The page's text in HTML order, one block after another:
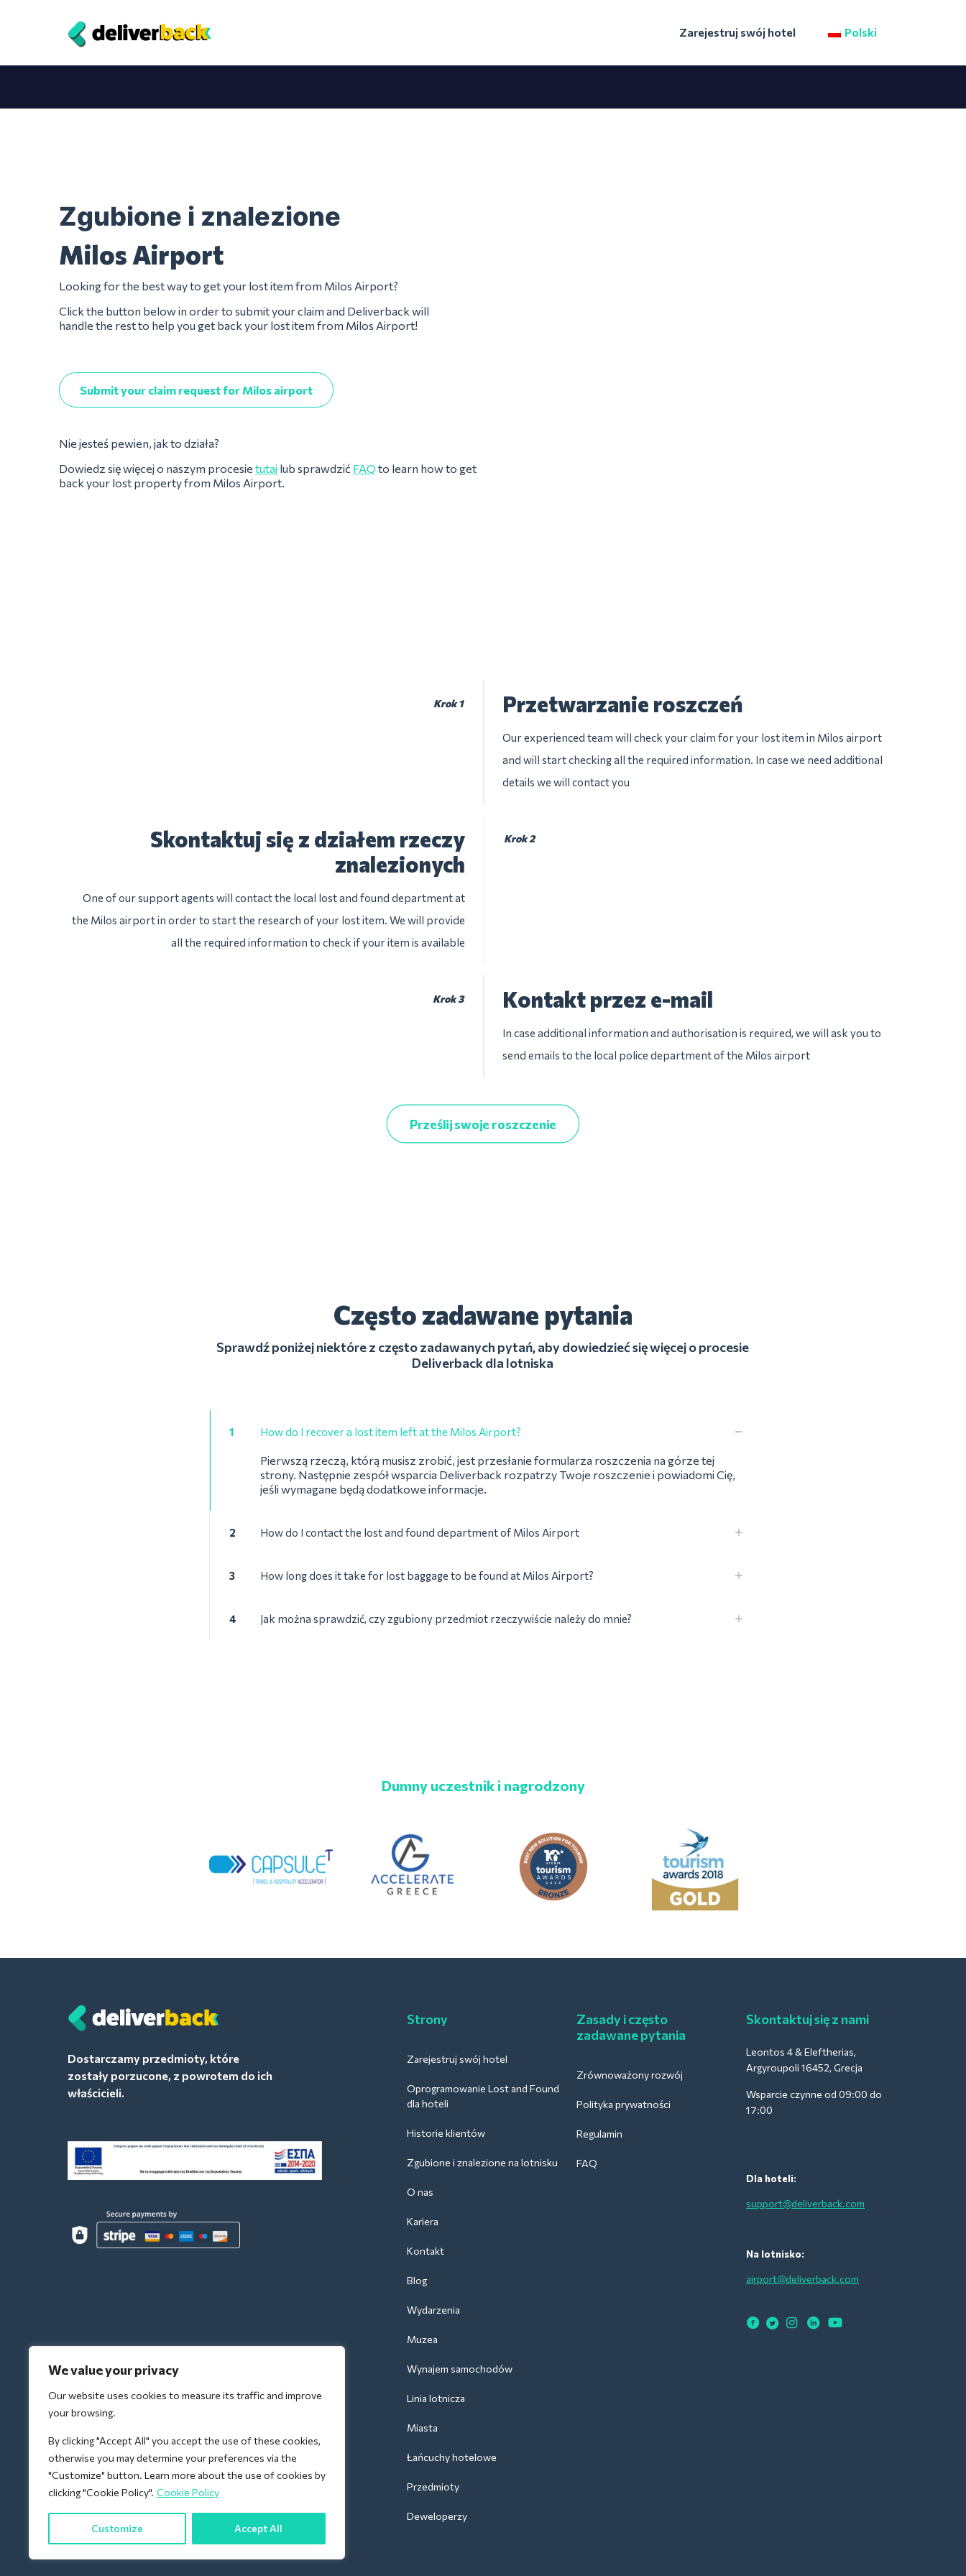
We value your privacy
Our website uses cookies to measure its traffic and improve
your browsing.
By clicking "Accept All" you accept the use of these cookies,
otherwise you may determine your preferences via the
"Customize" button. Learn more about the use of cookies by
clicking "Cookie Policy". Cookie Policy
Customize Accept All
Zarejestruj swój hotel Polski
Zgubione i znalezione
Milos Airport
Looking for the best way to get your lost item from Milos Airport?
Click the button below in order to submit your claim and Deliverback will
handle the rest to help you get back your lost item from Milos Airport!
Submit your claim request for Milos airport
Nie jesteś pewien, jak to działa?
Dowiedz się więcej o naszym procesie tutaj lub sprawdzić FAQ to learn how to get
back your lost property from Milos Airport.
Krok 1 Przetwarzanie roszczeń
Our experienced team will check your claim for your lost item in Milos airport
and will start checking all the required information. In case we need additional
details we will contact you
Krok 2
Skontaktuj się z działem rzeczy
znalezionych
One of our support agents will contact the local lost and found department at
the Milos airport in order to start the research of your lost item. We will provide
all the required information to check if your item is available
Krok 3 Kontakt przez e-mail
In case additional information and authorisation is required, we will ask you to
send emails to the local police department of the Milos airport
Prześlij swoje roszczenie
Często zadawane pytania
Sprawdź poniżej niektóre z często zadawanych pytań, aby dowiedzieć się więcej o procesie
Deliverback dla lotniska
1 How do I recover a lost item left at the Milos Airport?
Pierwszą rzeczą, którą musisz zrobić, jest przesłanie formularza roszczenia na górze tej
strony. Następnie zespół wsparcia Deliverback rozpatrzy Twoje roszczenie i powiadomi Cię,
jeśli wymagane będą dodatkowe informacje.
2 How do I contact the lost and found department of Milos Airport
3 How long does it take for lost baggage to be found at Milos Airport?
4 Jak można sprawdzić, czy zgubiony przedmiot rzeczywiście należy do mnie?
Dumny uczestnik i nagrodzony
Dostarczamy przedmioty, które
zostały porzucone, z powrotem do ich
właścicieli.
Strony
Zarejestruj swój hotel
Oprogramowanie Lost and Found
dla hoteli
Historie klientów
Zgubione i znalezione na lotnisku
O nas
Kariera
Kontakt
Blog
Wydarzenia
Muzea
Wynajem samochodów
Linia lotnicza
Miasta
Łańcuchy hotelowe
Przedmioty
Deweloperzy
Zasady i często
zadawane pytania
Zrównoważony rozwój
Polityka prywatności
Regulamin
FAQ
Skontaktuj się z nami
Leontos 4 & Eleftherias,
Argyroupoli 16452, Grecja
Wsparcie czynne od 09:00 do
17:00
Dla hoteli:
support@deliverback.com
Na lotnisko:
airport@deliverback.com